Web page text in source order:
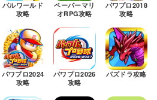
パルワールド
攻略
ペーパーマリ
オRPG攻略
パワプロ2018
攻略
パワプロ2024
攻略
パワプロ2026
攻略
パズドラ攻略